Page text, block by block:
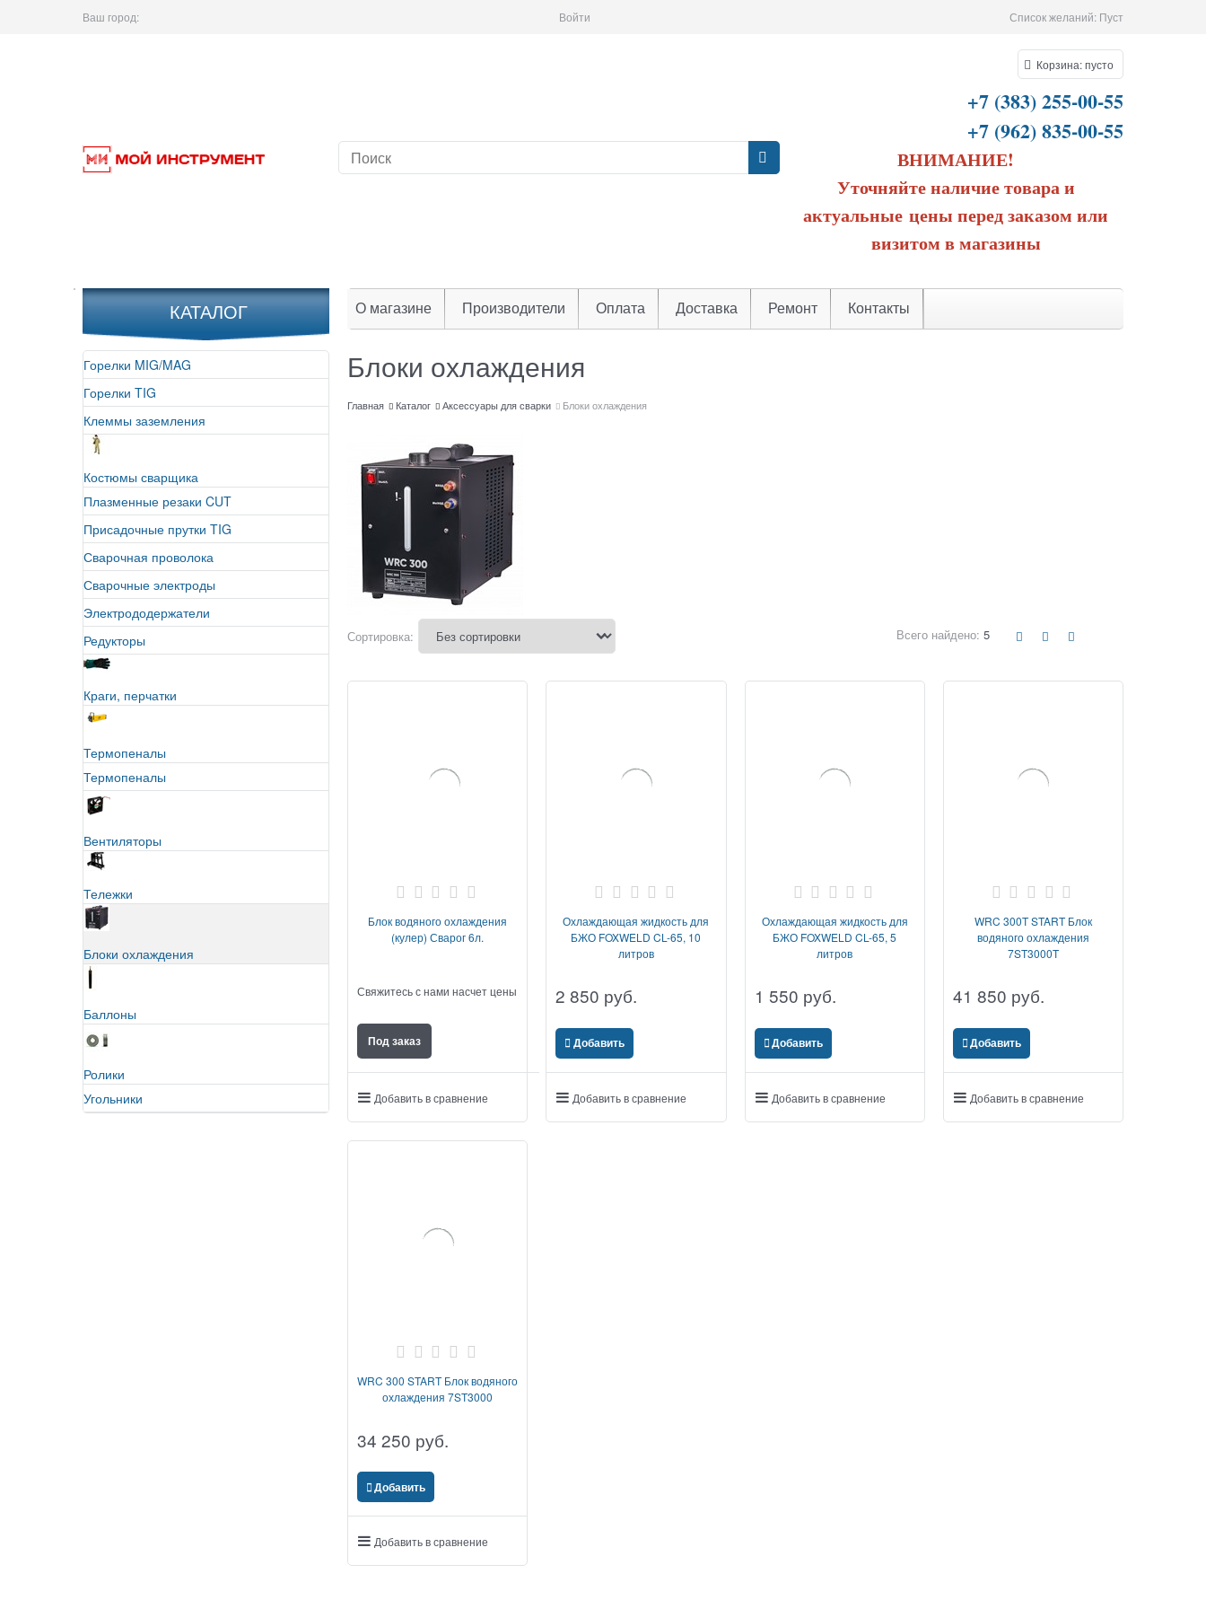
Ваш город: Войти Список желаний: Пуст
Корзина:пусто
+7 (383) 255-00-55
+7 (962) 835-00-55
ВНИМАНИЕ!
Уточняйте наличие товара и
актуальные цены перед заказом или
визитом в магазины
КАТАЛОГ О магазине Производители Оплата Доставка Ремонт Контакты
Горелки MIG/MAG
Горелки TIG
Клеммы заземления
Костюмы сварщика
Плазменные резаки CUT
Присадочные прутки TIG
Сварочная проволока
Сварочные электроды
Электрододержатели
Редукторы
Краги, перчатки
Термопеналы
Термопеналы
Вентиляторы
Тележки
Блоки охлаждения
Баллоны
Ролики
Угольники
Блоки охлаждения
Главная Каталог Аксессуары для сварки Блоки охлаждения
Сортировка: Всего найдено: 5
Блок водяного охлаждения
(кулер) Сварог 6л.
Свяжитесь с нами насчет цены
Под заказ
Добавить в сравнение
Охлаждающая жидкость для
БЖО FOXWELD CL-65, 10
литров
2 850 руб.
Добавить
Добавить в сравнение
Охлаждающая жидкость для
БЖО FOXWELD CL-65, 5
литров
1 550 руб.
Добавить
Добавить в сравнение
WRC 300T START Блок
водяного охлаждения
7ST3000T
41 850 руб.
Добавить
Добавить в сравнение
WRC 300 START Блок водяного
охлаждения 7ST3000
34 250 руб.
Добавить
Добавить в сравнение